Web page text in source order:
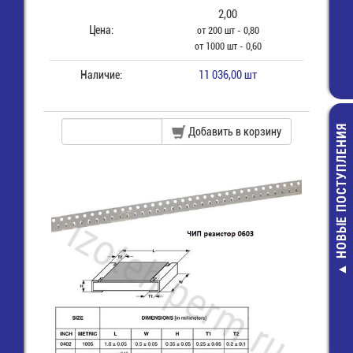
0805-10
КОМ-0,1%-
НОВЫЕ ПОСТУПЛЕНИЯ
Цена:
2,00
от 200 шт - 0,80
от 1000 шт - 0,60
Наличие: 11 036,00 шт
Добавить в корзину